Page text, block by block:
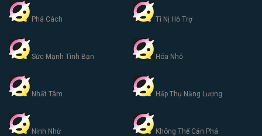
Phá Cách Tí Nị Hỗ Trợ
Sức Mạnh Tình Bạn Hóa Nhỏ
Nhất Tâm Hấp Thụ Năng Lượng
Ninh Nhừ Không Thể Cản Phá